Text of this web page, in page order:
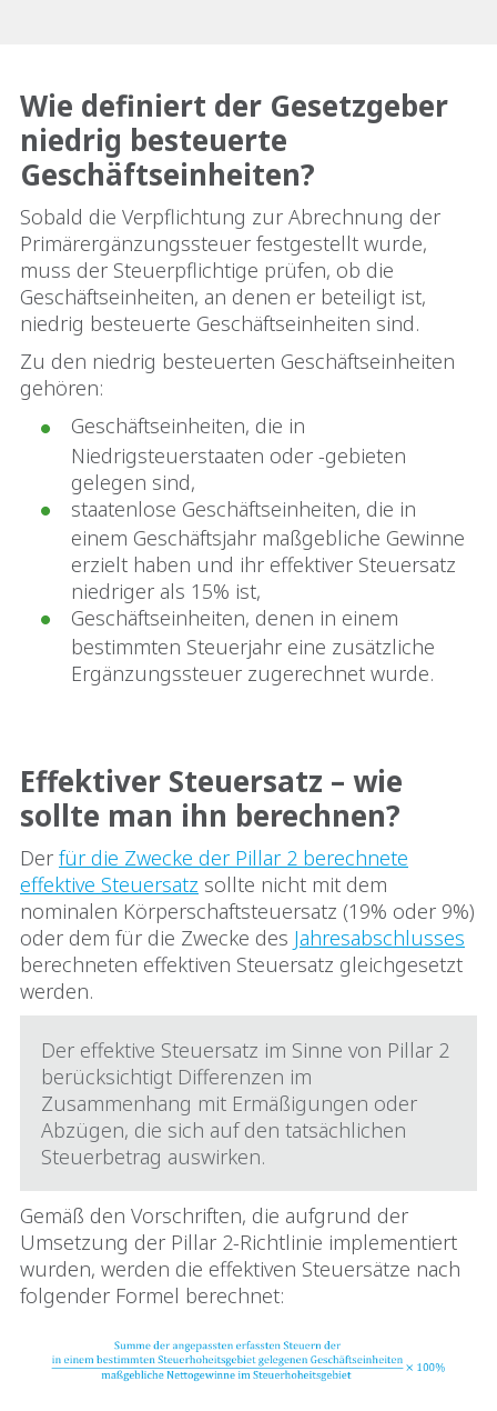
Wie definiert der Gesetzgeber
niedrig besteuerte
Geschäftseinheiten?
Sobald die Verpflichtung zur Abrechnung der
Primärergänzungssteuer festgestellt wurde,
muss der Steuerpflichtige prüfen, ob die
Geschäftseinheiten, an denen er beteiligt ist,
niedrig besteuerte Geschäftseinheiten sind.
Zu den niedrig besteuerten Geschäftseinheiten
gehören:
Geschäftseinheiten, die in
Niedrigsteuerstaaten oder -gebieten
gelegen sind,
staatenlose Geschäftseinheiten, die in
einem Geschäftsjahr maßgebliche Gewinne
erzielt haben und ihr effektiver Steuersatz
niedriger als 15% ist,
Geschäftseinheiten, denen in einem
bestimmten Steuerjahr eine zusätzliche
Ergänzungssteuer zugerechnet wurde.
Effektiver Steuersatz – wie
sollte man ihn berechnen?
Der für die Zwecke der Pillar 2 berechnete
effektive Steuersatz sollte nicht mit dem
nominalen Körperschaftsteuersatz (19% oder 9%)
oder dem für die Zwecke des Jahresabschlusses
berechneten effektiven Steuersatz gleichgesetzt
werden.
Der effektive Steuersatz im Sinne von Pillar 2
berücksichtigt Differenzen im
Zusammenhang mit Ermäßigungen oder
Abzügen, die sich auf den tatsächlichen
Steuerbetrag auswirken.
Gemäß den Vorschriften, die aufgrund der
Umsetzung der Pillar 2-Richtlinie implementiert
wurden, werden die effektiven Steuersätze nach
folgender Formel berechnet: